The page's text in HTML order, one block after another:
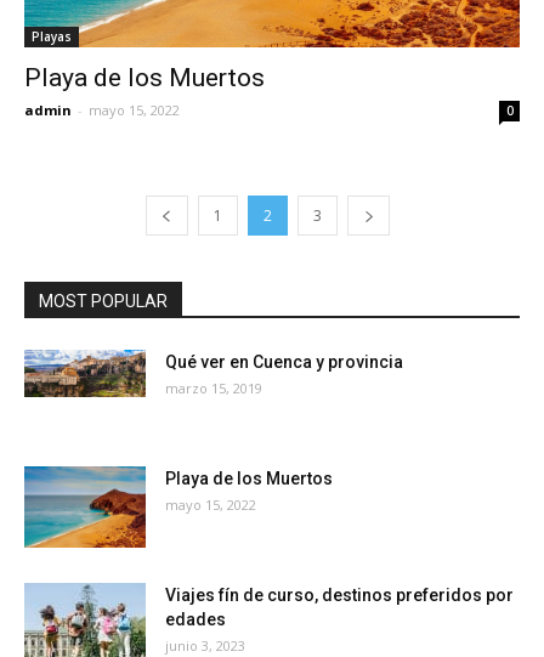
Playas
Playa de los Muertos
admin - mayo 15, 2022 0
1 2 3
MOST POPULAR
Qué ver en Cuenca y provincia
marzo 15, 2019
Playa de los Muertos
mayo 15, 2022
Viajes fín de curso, destinos preferidos por
edades
junio 3, 2023